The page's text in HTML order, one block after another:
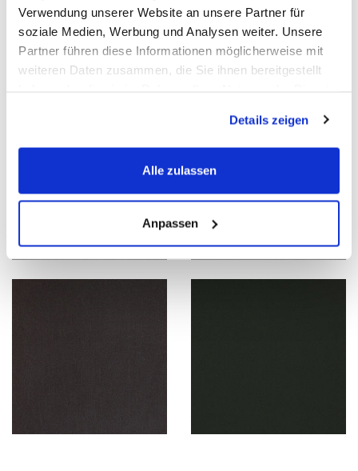
Verwendung unserer Website an unsere Partner für
soziale Medien, Werbung und Analysen weiter. Unsere
Partner führen diese Informationen möglicherweise mit
weiteren Daten zusammen, die Sie ihnen bereitgestellt
Details zeigen
Alle zulassen
Anpassen